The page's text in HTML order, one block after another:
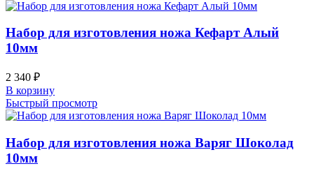
Набор для изготовления ножа Кефарт Алый
10мм
2 340 ₽
В корзину
Быстрый просмотр
Набор для изготовления ножа Варяг Шоколад
10мм